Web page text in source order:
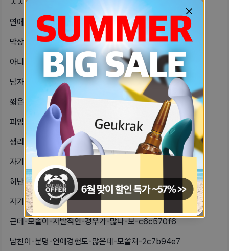
ㅅㅅ-할때-넣고-몸-움직이는거는-잘-ab8d6cef
연애-관심-없는데-번따나-대쉬당해서-a0378e30
막상-ㅅㅅ-해보면-거부감이-없어질까-433b1670
아니-나-궁금한데-노래방에서-누워서-a806a250
남자랑-공감대-형성할만한-거-머가-있-b18e082d
짧은-연애만-하는-사람들-특-뭘까-48fafa33
피임약-먹고잇는데-질염때문에-오베스틴-cbafdc14
생리컵-쓰는-자기들아-혹시-꿀팁-있을-93beb0ad
자기들-내가-이번주-토요일에남자친구-e013f75a
허난설헌이-누구야-2a1ff10f
자기들-이번-발렌타인데이때-남자친구-f7fc1bf5
근데-모솔이-자발적인-경우가-많나-보-c6c570f6
남친이-분명-연애경험도-많은데-모쏠처-2c7b94e7